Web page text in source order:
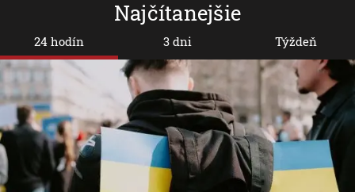
Najčítanejšie
24 hodín 3 dni Týždeň